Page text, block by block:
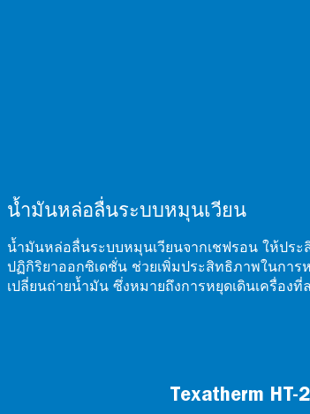
น้ำมันหล่อลื่นระบบหมุนเวียน
น้ำมันหล่อลื่นระบบหมุนเวียนจากเชฟรอน ให้ประ
ปฏิกิริยาออกซิเดชั่น ช่วยเพิ่มประสิทธิภาพในการ
เปลี่ยนถ่ายน้ำมัน ซึ่งหมายถึงการหยุดเดินเครื่อง
Texatherm HT-